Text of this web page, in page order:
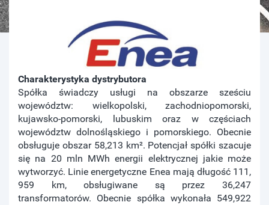
Charakterystyka dystrybutora
Spółka świadczy usługi na obszarze sześciu
województw: wielkopolski, zachodniopomorski,
kujawsko-pomorski, lubuskim oraz w częściach
województw dolnośląskiego i pomorskiego. Obecnie
obsługuje obszar 58,213 km². Potencjał spółki szacuje
się na 20 mln MWh energii elektrycznej jakie może
wytworzyć. Linie energetyczne Enea mają długość 111,
959 km, obsługiwane są przez 36,247
transformatorów. Obecnie spółka wykonała 549,922